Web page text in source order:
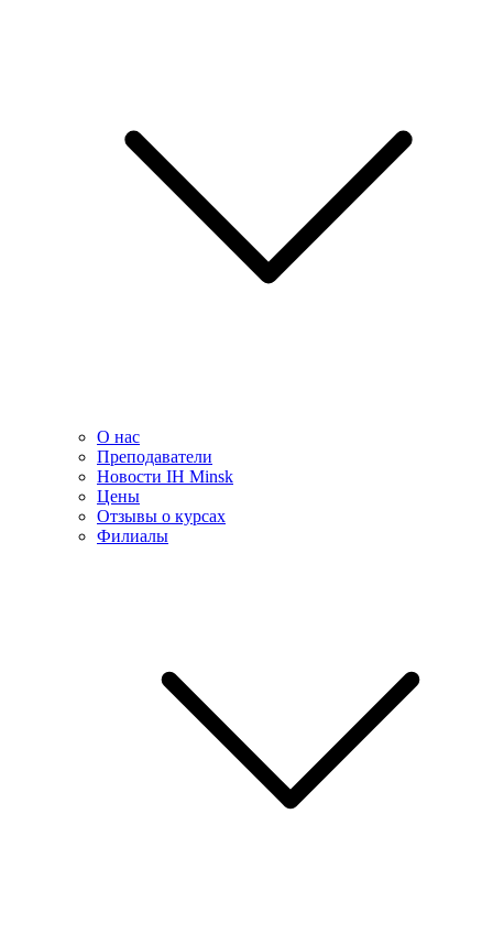
О нас
Преподаватели
Новости IH Minsk
Цены
Отзывы о курсах
Филиалы